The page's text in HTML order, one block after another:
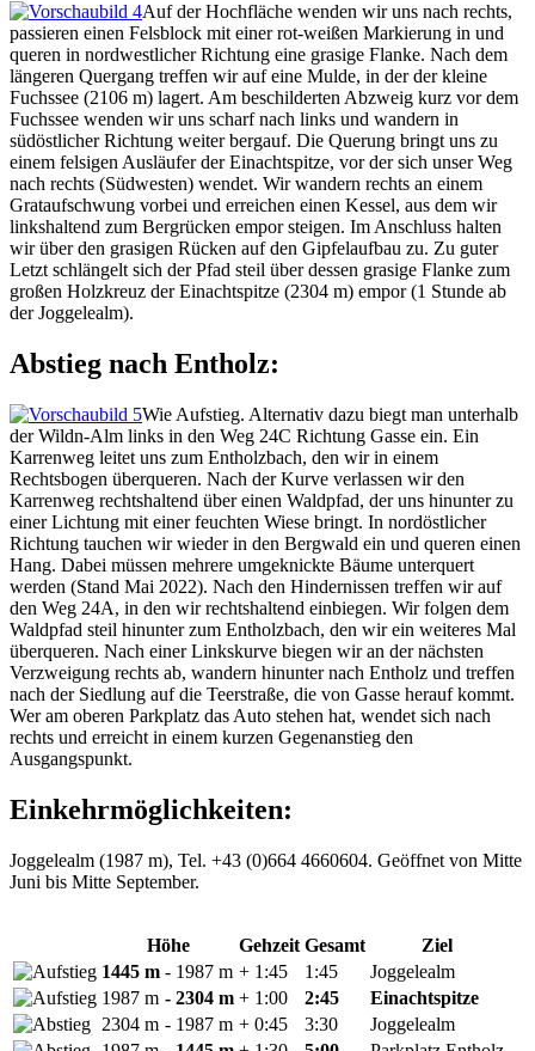
Auf der Hochfläche wenden wir uns nach rechts,
passieren einen Felsblock mit einer rot-weißen Markierung in und
queren in nordwestlicher Richtung eine grasige Flanke. Nach dem
längeren Quergang treffen wir auf eine Mulde, in der der kleine
Fuchssee (2106 m) lagert. Am beschilderten Abzweig kurz vor dem
Fuchssee wenden wir uns scharf nach links und wandern in
südöstlicher Richtung weiter bergauf. Die Querung bringt uns zu
einem felsigen Ausläufer der Einachtspitze, vor der sich unser Weg
nach rechts (Südwesten) wendet. Wir wandern rechts an einem
Grataufschwung vorbei und erreichen einen Kessel, aus dem wir
linkshaltend zum Bergrücken empor steigen. Im Anschluss halten
wir über den grasigen Rücken auf den Gipfelaufbau zu. Zu guter
Letzt schlängelt sich der Pfad steil über dessen grasige Flanke zum
großen Holzkreuz der Einachtspitze (2304 m) empor (1 Stunde ab
der Joggelealm).
Abstieg nach Entholz:
Wie Aufstieg. Alternativ dazu biegt man unterhalb
der Wildn-Alm links in den Weg 24C Richtung Gasse ein. Ein
Karrenweg leitet uns zum Entholzbach, den wir in einem
Rechtsbogen überqueren. Nach der Kurve verlassen wir den
Karrenweg rechtshaltend über einen Waldpfad, der uns hinunter zu
einer Lichtung mit einer feuchten Wiese bringt. In nordöstlicher
Richtung tauchen wir wieder in den Bergwald ein und queren einen
Hang. Dabei müssen mehrere umgeknickte Bäume unterquert
werden (Stand Mai 2022). Nach den Hindernissen treffen wir auf
den Weg 24A, in den wir rechtshaltend einbiegen. Wir folgen dem
Waldpfad steil hinunter zum Entholzbach, den wir ein weiteres Mal
überqueren. Nach einer Linkskurve biegen wir an der nächsten
Verzweigung rechts ab, wandern hinunter nach Entholz und treffen
nach der Siedlung auf die Teerstraße, die von Gasse herauf kommt.
Wer am oberen Parkplatz das Auto stehen hat, wendet sich nach
rechts und erreicht in einem kurzen Gegenanstieg den
Ausgangspunkt.
Einkehrmöglichkeiten:
Joggelealm (1987 m), Tel. +43 (0)664 4660604. Geöffnet von Mitte
Juni bis Mitte September.
Höhe Gehzeit Gesamt
Ziel
1445 m - 1987 m + 1:45 1:45
Joggelealm
1987 m - 2304 m + 1:00 2:45
Einachtspitze
2304 m - 1987 m + 0:45 3:30
Joggelealm